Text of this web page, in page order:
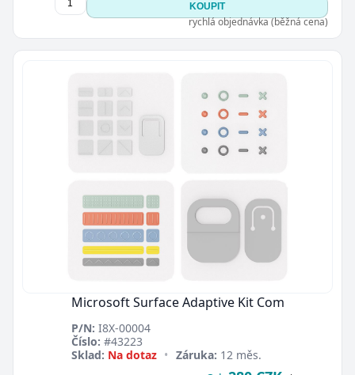
KOUPIT
rychlá objednávka (běžná cena)
Microsoft Surface Adaptive Kit Com
P/N: I8X-00004
Číslo: #43223
Sklad: Na dotaz • Záruka: 12 měs.